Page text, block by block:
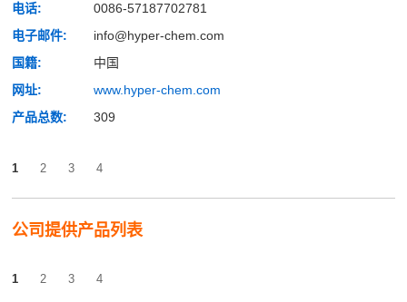
电话:
0086-57187702781
电子邮件:
info@hyper-chem.com
国籍:
中国
网址:
www.hyper-chem.com
产品总数:
309
1 2 3 4
公司提供产品列表
1 2 3 4